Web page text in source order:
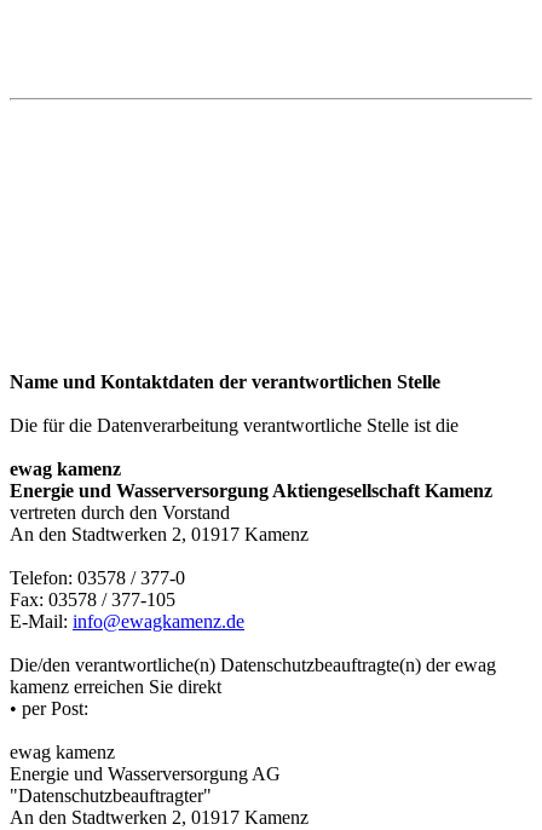
Name und Kontaktdaten der verantwortlichen Stelle
Die für die Datenverarbeitung verantwortliche Stelle ist die
ewag kamenz
Energie und Wasserversorgung Aktiengesellschaft Kamenz
vertreten durch den Vorstand
An den Stadtwerken 2, 01917 Kamenz
Telefon: 03578 / 377-0
Fax: 03578 / 377-105
E-Mail: info@ewagkamenz.de
Die/den verantwortliche(n) Datenschutzbeauftragte(n) der ewag
kamenz erreichen Sie direkt
• per Post:
ewag kamenz
Energie und Wasserversorgung AG
"Datenschutzbeauftragter"
An den Stadtwerken 2, 01917 Kamenz